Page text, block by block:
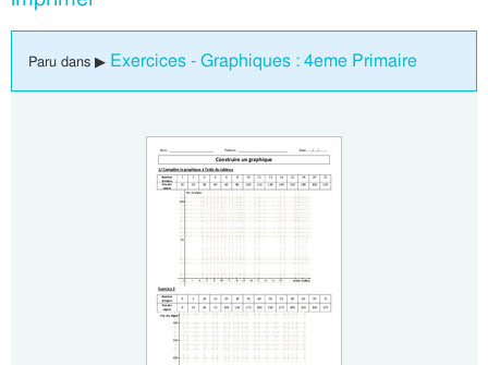
Paru dans ▶ Exercices - Graphiques : 4eme Primaire